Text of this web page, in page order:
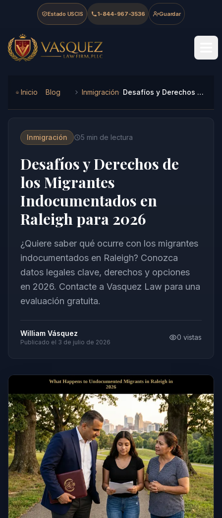
Skip to main content
Skip to navigation
Skip to footer
Estado USCIS 1-844-967-3536 Guardar
Vasquez Law Firm - Home
Inicio Blog Inmigración Desafíos y Derechos de los Migrantes Indocumentados en Raleigh para 2026
Inmigración 5 min de lectura
Desafíos y Derechos de
los Migrantes
Indocumentados en
Raleigh para 2026
¿Quiere saber qué ocurre con los migrantes
indocumentados en Raleigh? Conozca
datos legales clave, derechos y opciones
en 2026. Contacte a Vasquez Law para una
evaluación gratuita.
William Vásquez
Publicado el 3 de julio de 2026
0 vistas